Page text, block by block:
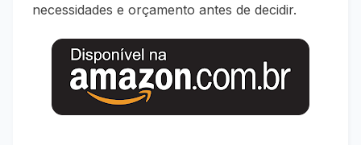
necessidades e orçamento antes de decidir.